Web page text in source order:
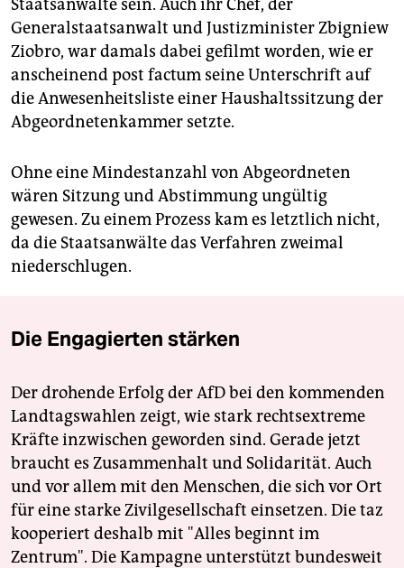
Staatsanwälte sein. Auch ihr Chef, der
Generalstaatsanwalt und Justizminister Zbigniew
Ziobro, war damals dabei gefilmt worden, wie er
anscheinend post factum seine Unterschrift auf
die Anwesenheitsliste einer Haushaltssitzung der
Abgeordnetenkammer setzte.
Ohne eine Mindestanzahl von Abgeordneten
wären Sitzung und Abstimmung ungültig
gewesen. Zu einem Prozess kam es letztlich nicht,
da die Staatsanwälte das Verfahren zweimal
niederschlugen.
Die Engagierten stärken
Der drohende Erfolg der AfD bei den kommenden
Landtagswahlen zeigt, wie stark rechtsextreme
Kräfte inzwischen geworden sind. Gerade jetzt
braucht es Zusammenhalt und Solidarität. Auch
und vor allem mit den Menschen, die sich vor Ort
für eine starke Zivilgesellschaft einsetzen. Die taz
kooperiert deshalb mit "Alles beginnt im
Zentrum". Die Kampagne unterstützt bundesweit